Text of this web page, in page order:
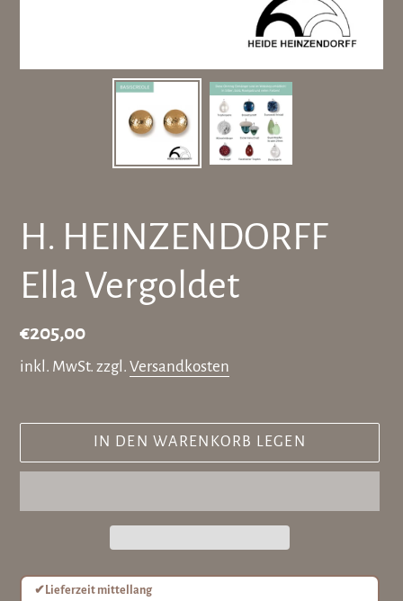
H. HEINZENDORFF
Ella Vergoldet
Normaler
Preis
€205,00
inkl. MwSt. zzgl. Versandkosten
IN DEN WARENKORB LEGEN
✔ Lieferzeit mittellang